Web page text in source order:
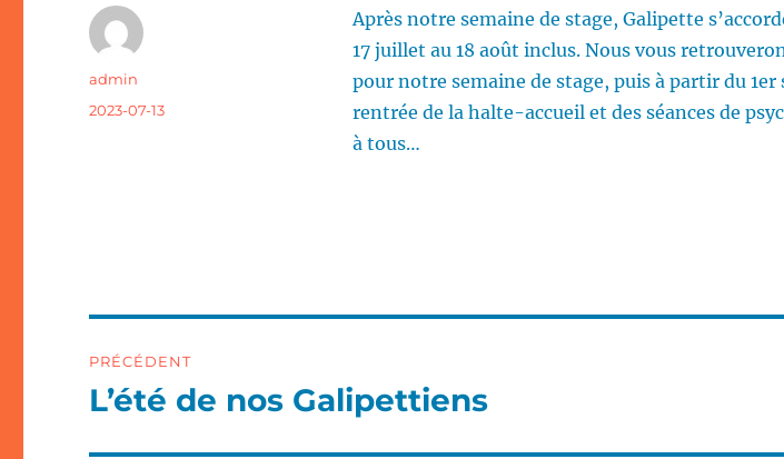
Après notre semaine de stage, Galipette
17 juillet au 18 août inclus. Nous vous
pour notre semaine de stage, puis à partir du
rentrée de la halte-accueil et des séances de
à tous…
Auteur
admin
Publié
2023-07-13
de
PRÉCÉDENT
Article
L’été de nos Galipettiens